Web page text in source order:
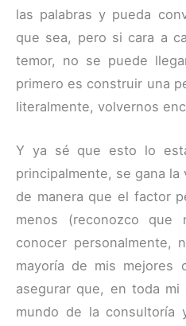
las palabras y pueda
que sea, pero si cara a
temor, no se puede
primero es construir una
literalmente, volvernos
Y ya sé que esto lo
principalmente, se gana
de manera que el factor
menos (reconozco
conocer personalmente,
mayoría de mis mejores
asegurar que, en toda
mundo de la consultoría